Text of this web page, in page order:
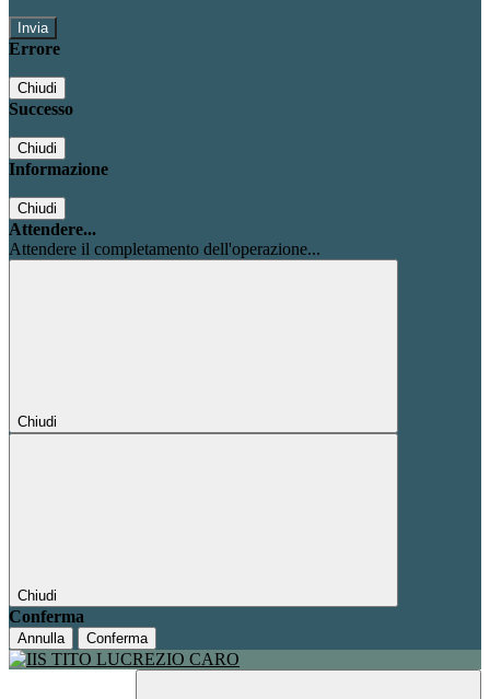
Errore
Chiudi
Successo
Chiudi
Informazione
Chiudi
Attendere...
Attendere il completamento dell'operazione...
Chiudi
Chiudi
Conferma
Annulla Conferma